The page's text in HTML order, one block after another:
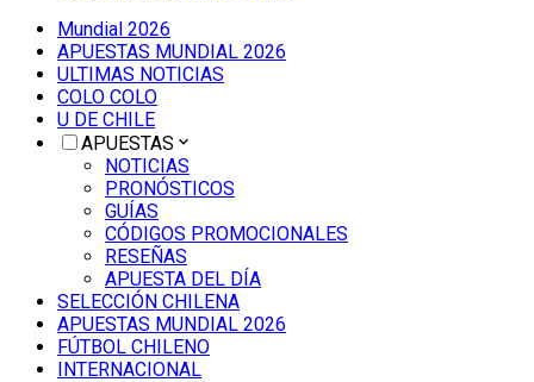
Mundial 2026
APUESTAS MUNDIAL 2026
ULTIMAS NOTICIAS
COLO COLO
U DE CHILE
APUESTAS
NOTICIAS
PRONÓSTICOS
GUÍAS
CÓDIGOS PROMOCIONALES
RESEÑAS
APUESTA DEL DÍA
SELECCIÓN CHILENA
APUESTAS MUNDIAL 2026
FÚTBOL CHILENO
INTERNACIONAL